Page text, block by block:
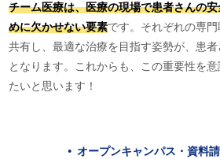
チーム医療は、医療の現場で患者さんの
めに欠かせない要素です。それぞれの専
共有し、最適な治療を目指す姿勢が、患
となります。これからも、この重要性を
たいと思います！
オープンキャンパス・資料